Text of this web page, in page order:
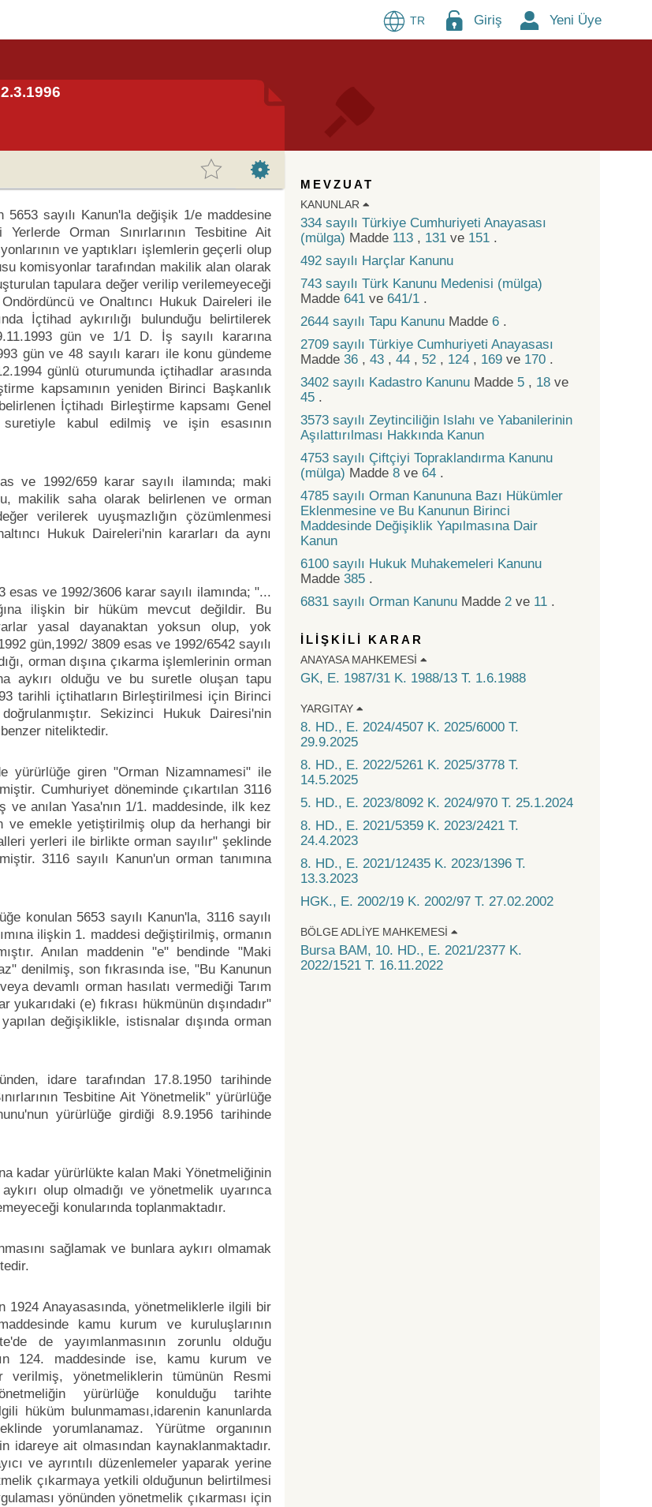
TR Giriş Yeni Üye
5653 sayılı Kanun'la değişik 1/e maddesine
Orman Sınırlarının Tesbitine Ait
ve yaptıkları işlemlerin geçerli olup
komisyonlar tarafından makilik alan olarak
tapulara değer verilip verilemeyeceği
ve Onaltıncı Hukuk Daireleri ile
İçtihad aykırılığı bulunduğu belirtilerek
gün ve 1/1 D. İş sayılı kararına
gün ve 48 sayılı kararı ile konu gündeme
günlü oturumunda içtihadlar arasında
kapsamının yeniden Birinci Başkanlık
İçtihadı Birleştirme kapsamı Genel
kabul edilmiş ve işin esasının
ve 1992/659 karar sayılı ilamında; maki
makilik saha olarak belirlenen ve orman
verilerek uyuşmazlığın çözümlenmesi
Hukuk Daireleri'nin kararları da aynı
ve 1992/3606 karar sayılı ilamında; "...
ilişkin bir hüküm mevcut değildir. Bu
yasal dayanaktan yoksun olup, yok
gün,1992/ 3809 esas ve 1992/6542 sayılı
orman dışına çıkarma işlemlerinin orman
aykırı olduğu ve bu suretle oluşan tapu
tarihli içtihatların Birleştirilmesi için Birinci
Sekizinci Hukuk Dairesi'nin
niteliktedir.
yürürlüğe giren "Orman Nizamnamesi" ile
Cumhuriyet döneminde çıkartılan 3116
ve anılan Yasa'nın 1/1. maddesinde, ilk kez
ve emekle yetiştirilmiş olup da herhangi bir
yerleri ile birlikte orman sayılır" şeklinde
3116 sayılı Kanun'un orman tanımına
konulan 5653 sayılı Kanun'la, 3116 sayılı
ilişkin 1. maddesi değiştirilmiş, ormanın
Anılan maddenin "e" bendinde "Maki
denilmiş, son fıkrasında ise, "Bu Kanunun
devamlı orman hasılatı vermediği Tarım
(e) fıkrası hükmünün dışındadır"
değişiklikle, istisnalar dışında orman
idare tarafından 17.8.1950 tarihinde
Tesbitine Ait Yönetmelik" yürürlüğe
yürürlüğe girdiği 8.9.1956 tarihinde
kadar yürürlükte kalan Maki Yönetmeliğinin
olup olmadığı ve yönetmelik uyarınca
konularında toplanmaktadır.
sağlamak ve bunlara aykırı olmamak
1924 Anayasasında, yönetmeliklerle ilgili bir
kamu kurum ve kuruluşlarının
de yayımlanmasının zorunlu olduğu
124. maddesinde ise, kamu kurum ve
verilmiş, yönetmeliklerin tümünün Resmi
yürürlüğe konulduğu tarihte
hüküm bulunmaması,idarenin kanunlarda
yorumlanamaz. Yürütme organının
idareye ait olmasından kaynaklanmaktadır.
ve ayrıntılı düzenlemeler yaparak yerine
çıkarmaya yetkili olduğunun belirtilmesi
yönünden yönetmelik çıkarması için
MEVZUAT
KANUNLAR
334 sayılı Türkiye Cumhuriyeti Anayasası
(mülga) Madde 113 , 131 ve 151 .
492 sayılı Harçlar Kanunu
743 sayılı Türk Kanunu Medenisi (mülga)
Madde 641 ve 641/1 .
2644 sayılı Tapu Kanunu Madde 6 .
2709 sayılı Türkiye Cumhuriyeti Anayasası
Madde 36 , 43 , 44 , 52 , 124 , 169 ve 170 .
3402 sayılı Kadastro Kanunu Madde 5 , 18 ve
45 .
3573 sayılı Zeytinciliğin Islahı ve Yabanilerinin
Aşılattırılması Hakkında Kanun
4753 sayılı Çiftçiyi Topraklandırma Kanunu
(mülga) Madde 8 ve 64 .
4785 sayılı Orman Kanununa Bazı Hükümler
Eklenmesine ve Bu Kanunun Birinci
Maddesinde Değişiklik Yapılmasına Dair
Kanun
6100 sayılı Hukuk Muhakemeleri Kanunu
Madde 385 .
6831 sayılı Orman Kanunu Madde 2 ve 11 .
İLİŞKİLİ KARAR
ANAYASA MAHKEMESI
GK, E. 1987/31 K. 1988/13 T. 1.6.1988
YARGITAY
8. HD., E. 2024/4507 K. 2025/6000 T.
29.9.2025
8. HD., E. 2022/5261 K. 2025/3778 T.
14.5.2025
5. HD., E. 2023/8092 K. 2024/970 T. 25.1.2024
8. HD., E. 2021/5359 K. 2023/2421 T.
24.4.2023
8. HD., E. 2021/12435 K. 2023/1396 T.
13.3.2023
HGK., E. 2002/19 K. 2002/97 T. 27.02.2002
BÖLGE ADLIYE MAHKEMESI
Bursa BAM, 10. HD., E. 2021/2377 K.
2022/1521 T. 16.11.2022